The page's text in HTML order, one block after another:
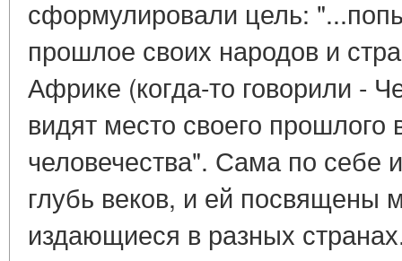
сформулировали цель:
прошлое своих народов и
Африке (когда-то говорили -
видят место своего прошлого
человечества". Сама по себе
глубь веков, и ей посвящены
издающиеся в разных